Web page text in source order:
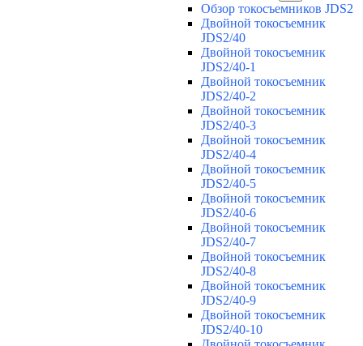
Обзор токосъемников JDS2
Двойной токосъемник
JDS2/40
Двойной токосъемник
JDS2/40-1
Двойной токосъемник
JDS2/40-2
Двойной токосъемник
JDS2/40-3
Двойной токосъемник
JDS2/40-4
Двойной токосъемник
JDS2/40-5
Двойной токосъемник
JDS2/40-6
Двойной токосъемник
JDS2/40-7
Двойной токосъемник
JDS2/40-8
Двойной токосъемник
JDS2/40-9
Двойной токосъемник
JDS2/40-10